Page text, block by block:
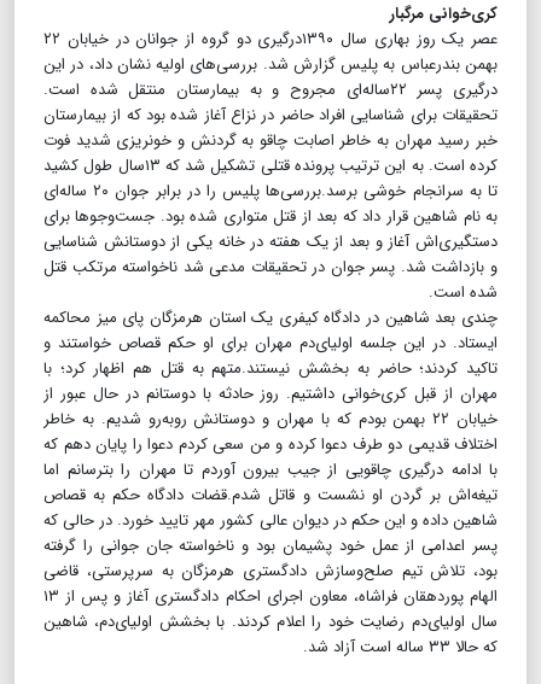
کری‌خوانی مرگبار
عصر یک روز بهاری سال ۱۳۹۰درگیری دو گروه از جوانان در خیابان ۲۲
بهمن بندرعباس به پلیس گزارش شد. بررسی‌های اولیه نشان داد، در این
درگیری پسر ۲۲ساله‌ای مجروح و به بیمارستان منتقل شده است.
تحقیقات برای شناسایی افراد حاضر در نزاع آغاز شده بود که از بیمارستان
خبر رسید مهران به خاطر اصابت چاقو به گردنش و خونریزی شدید فوت
کرده است. به این ترتیب پرونده قتلی تشکیل شد که ۱۳سال طول کشید
تا به سرانجام خوشی برسد.بررسی‌ها پلیس را در برابر جوان ۲۰ ساله‌ای
به نام شاهین قرار داد که بعد از قتل متواری شده بود. جست‌وجوها برای
دستگیری‌اش آغاز و بعد از یک هفته در خانه یکی از دوستانش شناسایی
و بازداشت شد. پسر جوان در تحقیقات مدعی شد ناخواسته مرتکب قتل
شده است.
چندی بعد شاهین در دادگاه کیفری یک استان هرمزگان پای میز محاکمه
ایستاد. در این جلسه اولیای‌دم مهران برای او حکم قصاص خواستند و
تاکید کردند؛ حاضر به بخشش نیستند.متهم به قتل هم اظهار کرد؛ با
مهران از قبل کری‌خوانی داشتیم‌. روز حادثه با دوستانم در حال عبور از
خیابان ۲۲ بهمن بودم که با مهران و دوستانش رو‌به‌رو شدیم. به خاطر
اختلاف قدیمی دو طرف دعوا کرده و من سعی کردم دعوا را پایان دهم که
با ادامه درگیری چاقویی از جیب بیرون آوردم تا مهران را بترسانم اما
تیغه‌اش بر گردن او نشست و قاتل شدم.قضات دادگاه حکم به قصاص
شاهین داده و این حکم در دیوان عالی کشور مهر تایید خورد. در حالی که
پسر اعدامی از عمل خود پشیمان بود و ناخواسته جان جوانی را گرفته
بود، تلاش تیم صلح‌و‌سازش دادگستری هرمزگان به سرپرستی، قاضی
الهام پوردهقان فراشاه، معاون اجرای احکام دادگستری آغاز و پس از ۱۳
سال اولیای‌دم رضایت خود را اعلام کردند. با بخشش اولیای‌دم، شاهین
که حالا ۳۳ ساله است آزاد شد.